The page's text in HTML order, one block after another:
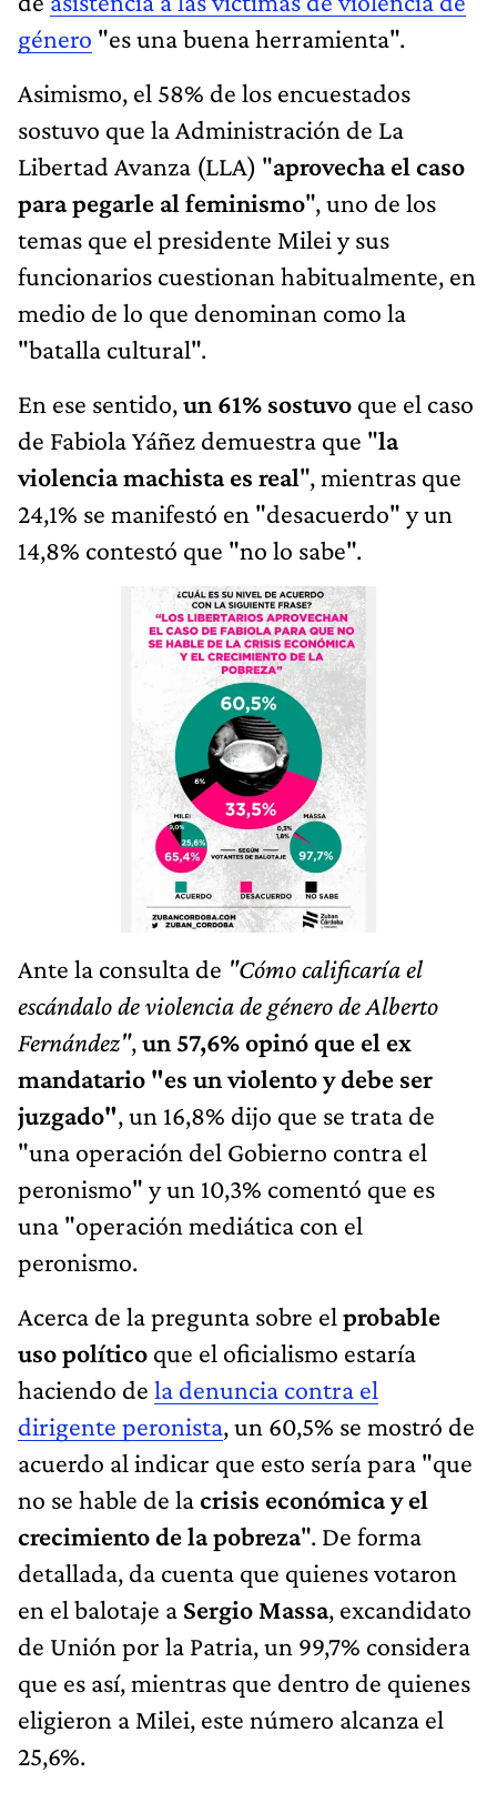
género "es una buena herramienta".
Asimismo, el 58% de los encuestados
sostuvo que la Administración de La
Libertad Avanza (LLA) "aprovecha el caso
para pegarle al feminismo", uno de los
temas que el presidente Milei y sus
funcionarios cuestionan habitualmente, en
medio de lo que denominan como la
"batalla cultural".
En ese sentido,un 61% sostuvo que el caso
de Fabiola Yáñez demuestra que "la
violencia machista es real", mientras que
24,1% se manifestó en "desacuerdo" y un
14,8% contestó que "no lo sabe".
Ante la consulta de "Cómo calificaría el
escándalo de violencia de género de Alberto
Fernández",un 57,6% opinó que el ex
mandatario "es un violento y debe ser
juzgado", un 16,8% dijo que se trata de
"una operación del Gobierno contra el
peronismo" y un 10,3% comentó que es
una "operación mediática con el
peronismo.
Acerca de la pregunta sobre el probable
uso político que el oficialismo estaría
haciendo de la denuncia contra el
dirigente peronista, un 60,5% se mostró de
acuerdo al indicar que esto sería para "que
no se hable de lacrisis económica y el
crecimiento de la pobreza". De forma
detallada, da cuenta que quienes votaron
en el balotaje a Sergio Massa, excandidato
de Unión por la Patria, un 99,7% considera
que es así, mientras que dentro de quienes
eligieron a Milei, este número alcanza el
25,6%.